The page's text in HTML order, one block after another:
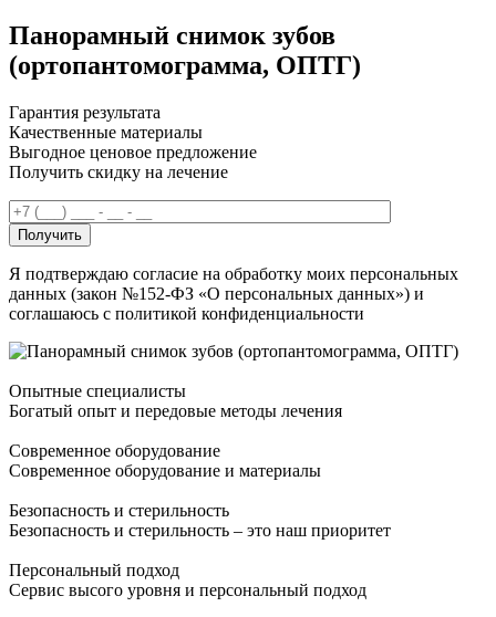
Панорамный снимок зубов
(ортопантомограмма, ОПТГ)
Гарантия результата
Качественные материалы
Выгодное ценовое предложение
Получить скидку на лечение
Получить
Я подтверждаю согласие на обработку моих персональных
данных (закон №152-ФЗ «О персональных данных») и
соглашаюсь с политикой конфиденциальности
Опытные специалисты
Богатый опыт и передовые методы лечения
Современное оборудование
Современное оборудование и материалы
Безопасность и стерильность
Безопасность и стерильность – это наш приоритет
Персональный подход
Сервис высого уровня и персональный подход